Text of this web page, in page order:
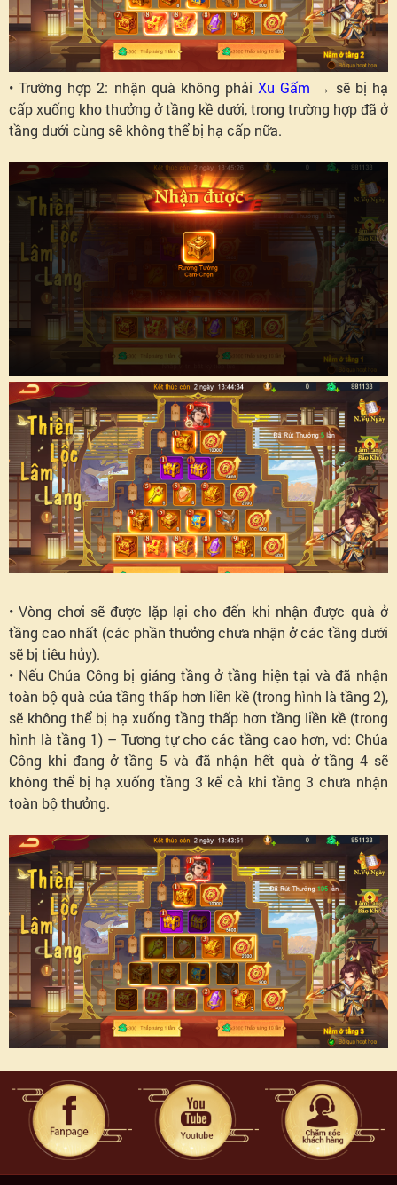
• Trường hợp 2: nhận quà không phảiXu Gấm → sẽ bị hạ
cấp xuống kho thưởng ở tầng kề dưới, trong trường hợp đã ở
tầng dưới cùng sẽ không thể bị hạ cấp nữa.
• Vòng chơi sẽ được lặp lại cho đến khi nhận được quà ở
tầng cao nhất (các phần thưởng chưa nhận ở các tầng dưới
sẽ bị tiêu hủy).
• Nếu Chúa Công bị giáng tầng ở tầng hiện tại và đã nhận
toàn bộ quà của tầng thấp hơn liền kề (trong hình là tầng 2),
sẽ không thể bị hạ xuống tầng thấp hơn tầng liền kề (trong
hình là tầng 1) – Tương tự cho các tầng cao hơn, vd: Chúa
Công khi đang ở tầng 5 và đã nhận hết quà ở tầng 4 sẽ
không thể bị hạ xuống tầng 3 kể cả khi tầng 3 chưa nhận
toàn bộ thưởng.